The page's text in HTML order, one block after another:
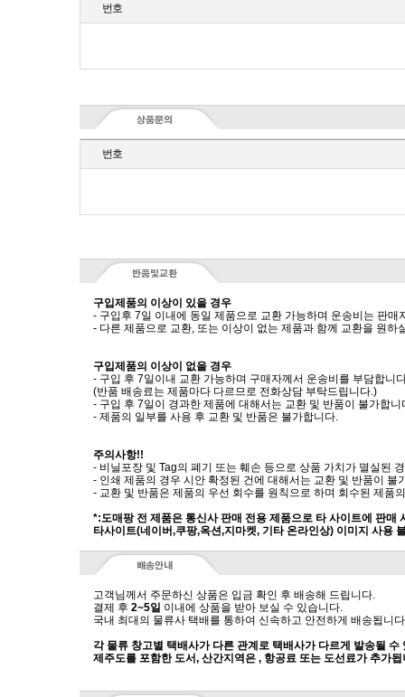
번호
번호
구입제품의 이상이 있을 경우
- 구입후 7일 이내에 동일 제품으로 교환 가능하며 운송비는 판매
- 다른 제품으로 교환, 또는 이상이 없는 제품과 함께 교환을 원하
구입제품의 이상이 없을 경우
- 구입 후 7일이내 교환 가능하며 구매자께서 운송비를 부담합니
(반품 배송료는 제품마다 다르므로 전화상담 부탁드립니다.)
- 구입 후 7일이 경과한 제품에 대해서는 교환 및 반품이 불가합니
- 제품의 일부를 사용 후 교환 및 반품은 불가합니다.
주의사항!!
- 비닐포장 및 Tag의 폐기 또는 훼손 등으로 상품 가치가 멸실된
- 인쇄 제품의 경우 시안 확정된 건에 대해서는 교환 및 반품이 불
- 교환 및 반품은 제품의 우선 회수를 원칙으로 하며 회수된 제품
*:도매팡 전 제품은 통신사 판매 전용 제품으로 타 사이트에 판매
타사이트(네이버,쿠팡,옥션,지마켓, 기타 온라인상) 이미지 사용
고객님께서 주문하신 상품은 입금 확인 후 배송해 드립니다.
결제 후 2~5일 이내에 상품을 받아 보실 수 있습니다.
국내 최대의 물류사 택배를 통하여 신속하고 안전하게 배송됩니
각 물류 창고별 택배사가 다른 관계로 택배사가 다르게 발송될 수
제주도를 포함한 도서, 산간지역은 , 항공료 또는 도선료가 추가됩